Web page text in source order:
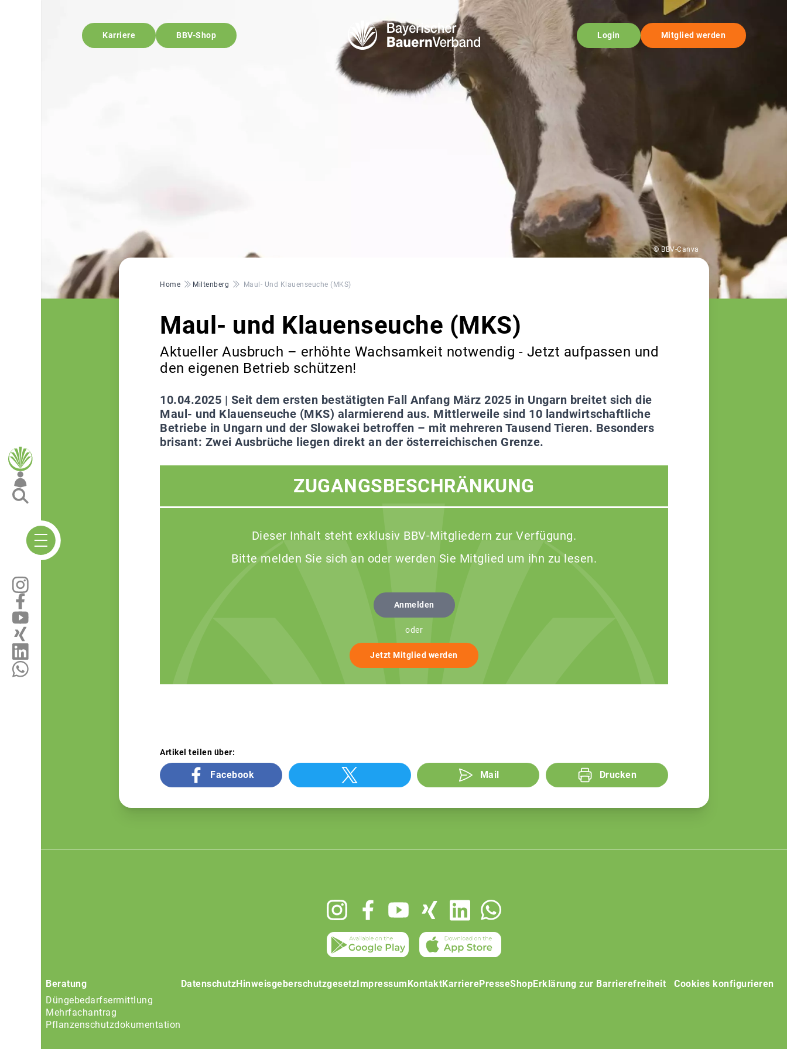
Karriere BBV-Shop Login Mitglied werden
© BBV-Canva
Pfadnavigation
Home Miltenberg Maul- Und Klauenseuche (MKS)
Maul- und Klauenseuche (MKS)
Aktueller Ausbruch – erhöhte Wachsamkeit notwendig - Jetzt aufpassen und
den eigenen Betrieb schützen!
10.04.2025 | Seit dem ersten bestätigten Fall Anfang März 2025 in Ungarn breitet sich die
Maul- und Klauenseuche (MKS) alarmierend aus. Mittlerweile sind 10 landwirtschaftliche
Betriebe in Ungarn und der Slowakei betroffen – mit mehreren Tausend Tieren. Besonders
brisant: Zwei Ausbrüche liegen direkt an der österreichischen Grenze.
ZUGANGSBESCHRÄNKUNG
Dieser Inhalt steht exklusiv BBV-Mitgliedern zur Verfügung.
Bitte melden Sie sich an oder werden Sie Mitglied um ihn zu lesen.
Anmelden
oder
Jetzt Mitglied werden
Artikel teilen über:
Facebook Mail Drucken
Beratung
Düngebedarfsermittlung
Mehrfachantrag
Pflanzenschutzdokumentation
DatenschutzHinweisgeberschutzgesetzImpressumKontaktKarrierePresseShopErklärung zur Barrierefreiheit Cookies konfigurieren